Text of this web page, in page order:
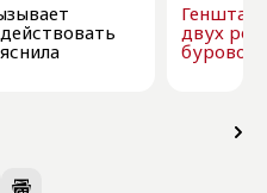
Генштаб
двух
буровой